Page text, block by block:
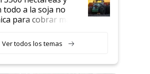
todo a la soja no
para cobrar más
Ver todos los temas